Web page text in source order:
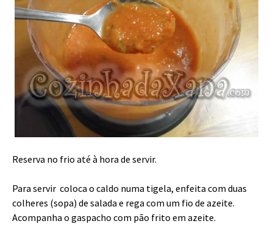
Reserva no frio até à hora de servir.
Para servir coloca o caldo numa tigela, enfeita com duas
colheres (sopa) de salada e rega com um fio de azeite.
Acompanha o gaspacho com pão frito em azeite.